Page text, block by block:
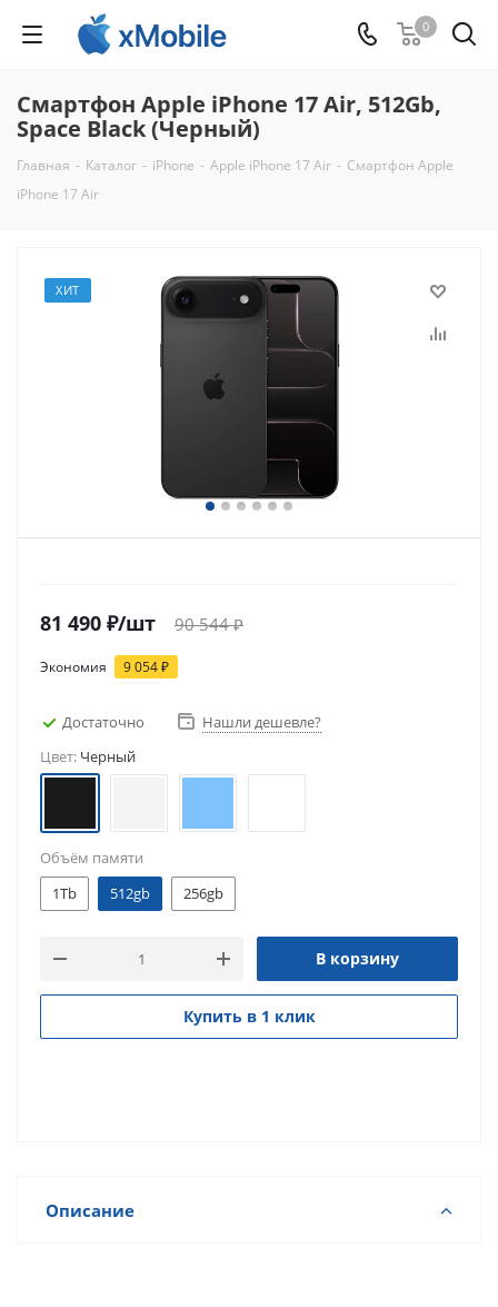
0
Смартфон Apple iPhone 17 Air, 512Gb,
Space Black (Черный)
Главная - Каталог - iPhone - Apple iPhone 17 Air - Смартфон Apple
iPhone 17 Air
ХИТ
81 490 ₽/шт 90 544₽
Экономия 9 054₽
Достаточно
Нашли дешевле?
Цвет: Черный
Объём памяти
1Tb
512gb 256gb
В корзину
Купить в 1 клик
Описание